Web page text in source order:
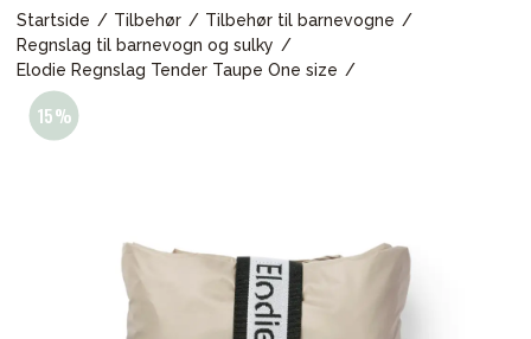
Startside Tilbehør
Tilbehør til barnevogne
Regnslag til barnevogn og sulky
Elodie Regnslag Tender Taupe One size
Autostole
Babypakke
Møbler & sengetøj
Tilbehør
Reservedele